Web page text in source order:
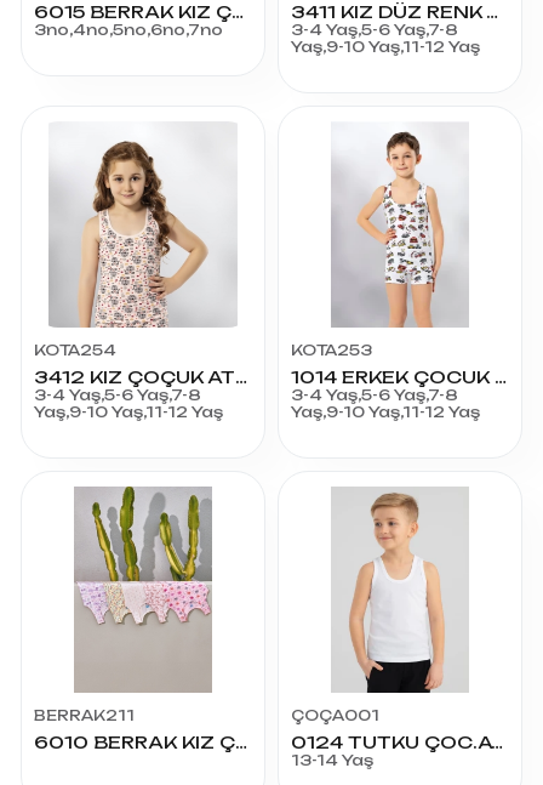
6015 BERRAK KIZ ÇOCUK GENİŞ ASKILI ATLET
3no,4no,5no,6no,7no
3411 KIZ DÜZ RENK ATLET 12'li
3-4 Yaş,5-6 Yaş,7-8
Yaş,9-10 Yaş,11-12 Yaş
KOTA254
3412 KIZ ÇOÇUK ATLET
3-4 Yaş,5-6 Yaş,7-8
Yaş,9-10 Yaş,11-12 Yaş
KOTA253
1014 ERKEK ÇOCUK BASKILI ATLET
3-4 Yaş,5-6 Yaş,7-8
Yaş,9-10 Yaş,11-12 Yaş
BERRAK211
6010 BERRAK KIZ ÇOCUK DESENLİ ATLET NO:5
ÇOÇA001
0124 TUTKU ÇOC.ATLET NO:GARSON
13-14 Yaş